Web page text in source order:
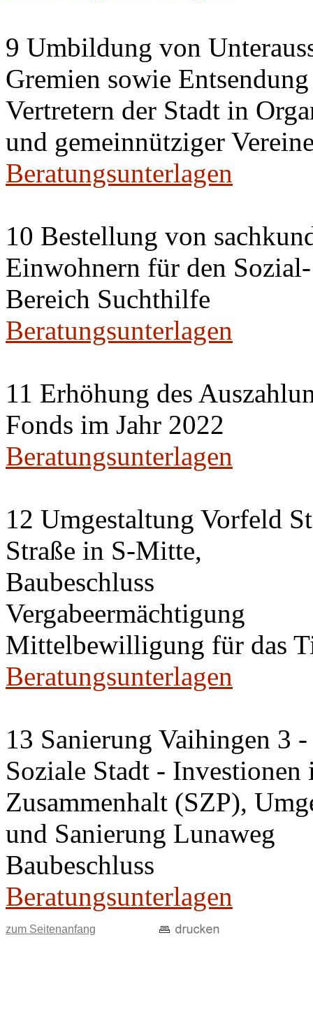
9 Umbildung von
Gremien sowie
Vertretern der Stadt in
und gemeinnütziger
Beratungsunterlagen
10 Bestellung von
Einwohnern für den
Bereich Suchthilfe
Beratungsunterlagen
11 Erhöhung des
Fonds im Jahr 2022
Beratungsunterlagen
12 Umgestaltung Vorfeld
Straße in S-Mitte,
Baubeschluss
Vergabeermächtigung
Mittelbewilligung für das
Beratungsunterlagen
13 Sanierung Vaihingen 3
Soziale Stadt -
Zusammenhalt (SZP),
und Sanierung Lunaweg
Baubeschluss
Beratungsunterlagen
zum Seitenanfang